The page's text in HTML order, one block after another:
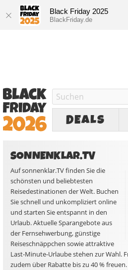
Black Friday 2025
BlackFriday.de
DEALS
SONNENKLAR.TV
Auf sonnenklar.TV finden Sie die
schönsten und beliebtesten
Reisedestinationen der Welt. Buchen
Sie schnell und unkompliziert online
und starten Sie entspannt in den
Urlaub. Aktuelle Sparangebote aus
der Fernsehwerbung, günstige
Reiseschnäppchen sowie attraktive
Last-Minute-Urlaube stehen zur Wahl.
zudem über Rabatte bis zu 40 %